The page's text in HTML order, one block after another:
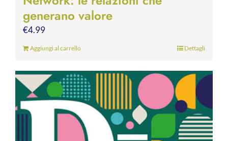
generano valore
€4.99
Aggiungi al carrello Dettagli